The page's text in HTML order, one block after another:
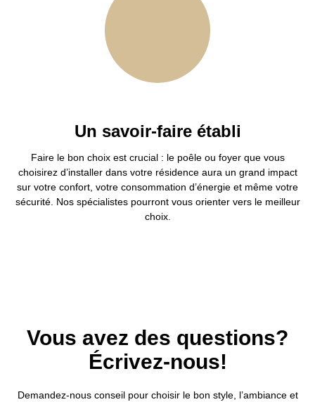
Un savoir-faire établi
Faire le bon choix est crucial : le poêle ou foyer que vous
choisirez d’installer dans votre résidence aura un grand impact
sur votre confort, votre consommation d’énergie et même votre
sécurité. Nos spécialistes pourront vous orienter vers le meilleur
choix.
Vous avez des questions?
Écrivez-nous!
Demandez-nousconseil pour choisir le bon style, l’ambiance et